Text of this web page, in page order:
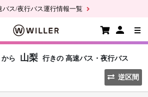
バス/夜行バス運行情報一覧
から 山梨 行きの 高速バス・夜行バス
逆区間